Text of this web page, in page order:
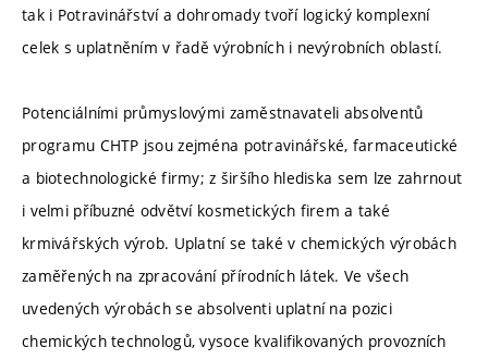
tak i Potravinářství a dohromady tvoří logický komplexní
celek s uplatněním v řadě výrobních i nevýrobních oblastí.
Potenciálními průmyslovými zaměstnavateli absolventů
programu CHTP jsou zejména potravinářské, farmaceutické
a biotechnologické firmy; z širšího hlediska sem lze zahrnout
i velmi příbuzné odvětví kosmetických firem a také
krmivářských výrob. Uplatní se také v chemických výrobách
zaměřených na zpracování přírodních látek. Ve všech
uvedených výrobách se absolventi uplatní na pozici
chemických technologů, vysoce kvalifikovaných provozních